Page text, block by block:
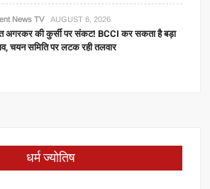
News TV AUGUST 6, 2026
अगरकर की कुर्सी पर संकट! BCCI कर सकता है बड़ा
चयन समिति पर लटक रही तलवार
धर्म ज्योतिष